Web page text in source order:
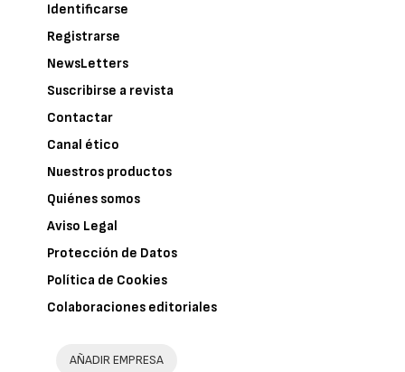
Identificarse
Registrarse
NewsLetters
Suscribirse a revista
Contactar
Canal ético
Nuestros productos
Quiénes somos
Aviso Legal
Protección de Datos
Política de Cookies
Colaboraciones editoriales
AÑADIR EMPRESA